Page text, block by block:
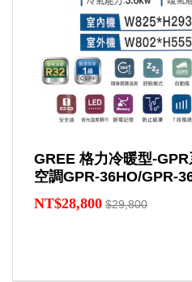
GREE 格力冷暖型-
空調GPR-36HO/GPR-
NT$28,800 $29,800